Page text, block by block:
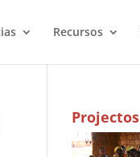
Recursos
Projectos